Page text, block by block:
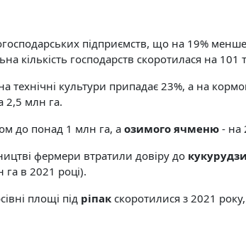
підприємств, що на 19%
кількість господарств скоротилася на 101
культури припадає 23%, а на
2,5 млн га.
до понад 1 млн га, аозимого ячменю - на
фермери втратили довіру до кукурудзи
га в 2021 році).
площі під ріпак скоротилися з 2021